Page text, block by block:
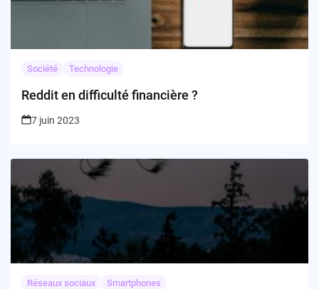
Société Technologie
Reddit en difficulté financière ?
7 juin 2023
Réseaux sociaux Smartphones